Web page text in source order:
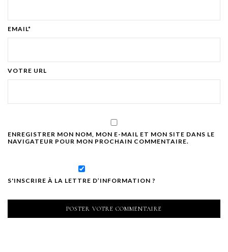
EMAIL*
VOTRE URL
ENREGISTRER MON NOM, MON E-MAIL ET MON SITE DANS LE
NAVIGATEUR POUR MON PROCHAIN COMMENTAIRE.
S'INSCRIRE À LA LETTRE D’INFORMATION ?